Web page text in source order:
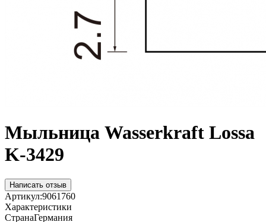
Мыльница Wasserkraft Lossa
K-3429
Написать отзыв
Артикул:9061760
Характеристики
СтранаГермания